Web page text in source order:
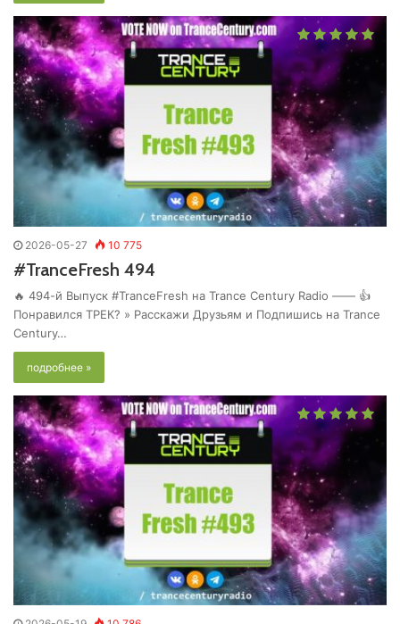
2026-05-27 10 775
#TranceFresh 494
🔥 494-й Выпуск #TranceFresh на Trance Century Radio —— 👍
Понравился ТРЕК? » Расскажи Друзьям и Подпишись на Trance
Century…
подробнее »